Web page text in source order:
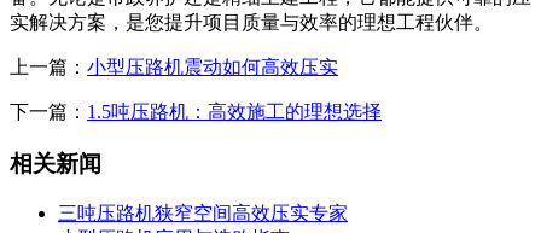
实解决方案，是您提升项目质量与效率的理想工程伙伴。
上一篇： 小型压路机震动如何高效压实
下一篇： 1.5吨压路机：高效施工的理想选择
相关新闻
三吨压路机狭窄空间高效压实专家